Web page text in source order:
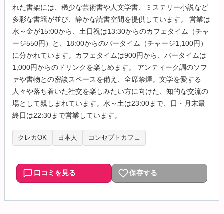
れた書架には、稀少な芸術書や人文学書、ミステリー小説など
多彩な書籍が並び、静かな読書空間を提供しています。 営業は
水～金が15:00から、土日祝は13:30からのカフェタイム（チャ
ージ550円）と、18:00からのバータイム（チャージ1,100円）
に分かれています。カフェタイムは900円から、バータイムは
1,000円からのドリンクを楽しめます。 アンティーク調のソフ
ァや書物との密談スペースを備え、全席禁煙。文学を愛する
人々や落ち着いた社交を楽しみたい方に向けた、知的な交流の
場として親しまれています。水～土は23:00まで、日・月末最
終日は22:30まで営業しています。
クレカOK 日本人 コンセプトカフェ
口コミを見る 保存する